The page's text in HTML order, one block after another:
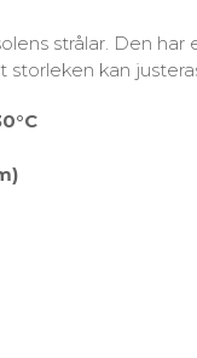
strålar. Den
kan